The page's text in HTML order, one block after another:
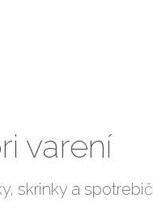
varení
skrinky a